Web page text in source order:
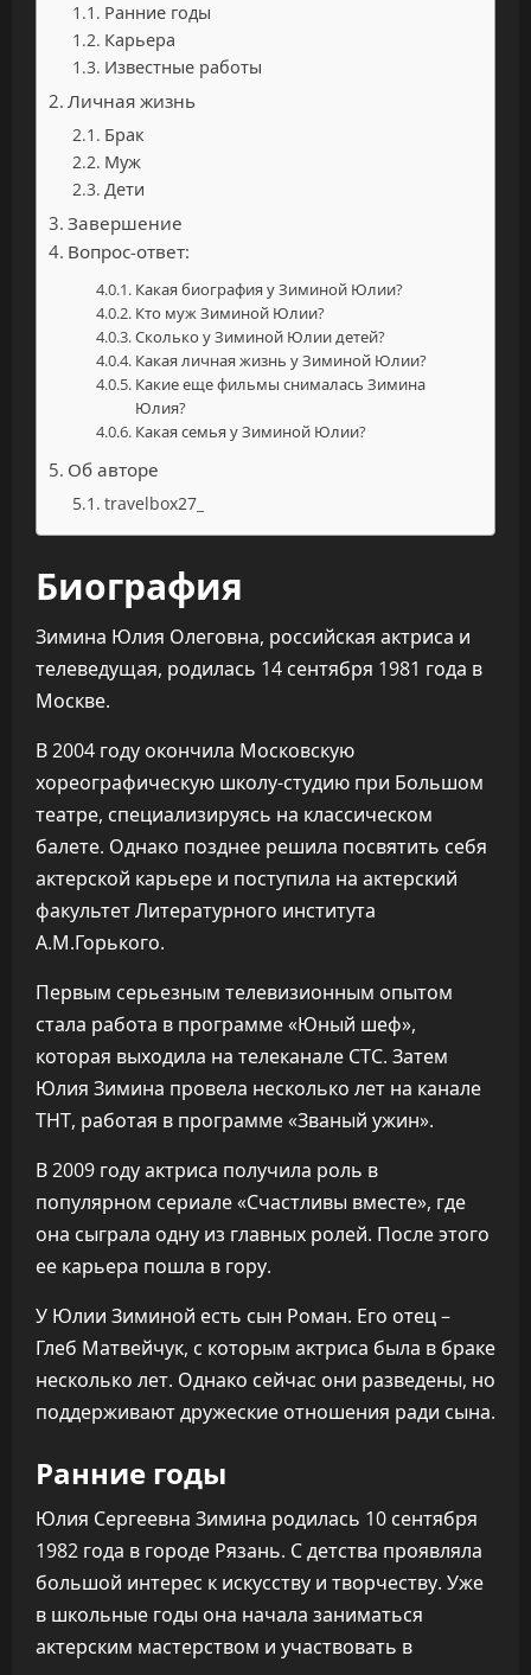
Ранние годы
Карьера
Известные работы
Личная жизнь
Брак
Муж
Дети
Завершение
Вопрос-ответ:
Какая биография у Зиминой Юлии?
Кто муж Зиминой Юлии?
Сколько у Зиминой Юлии детей?
Какая личная жизнь у Зиминой Юлии?
Какие еще фильмы снималась Зимина
Юлия?
Какая семья у Зиминой Юлии?
Об авторе
travelbox27_
Биография
Зимина Юлия Олеговна, российская актриса и
телеведущая, родилась 14 сентября 1981 года в
Москве.
В 2004 году окончила Московскую
хореографическую школу-студию при Большом
театре, специализируясь на классическом
балете. Однако позднее решила посвятить себя
актерской карьере и поступила на актерский
факультет Литературного института
А.М.Горького.
Первым серьезным телевизионным опытом
стала работа в программе «Юный шеф»,
которая выходила на телеканале СТС. Затем
Юлия Зимина провела несколько лет на канале
ТНТ, работая в программе «Званый ужин».
В 2009 году актриса получила роль в
популярном сериале «Счастливы вместе», где
она сыграла одну из главных ролей. После этого
ее карьера пошла в гору.
У Юлии Зиминой есть сын Роман. Его отец –
Глеб Матвейчук, с которым актриса была в браке
несколько лет. Однако сейчас они разведены, но
поддерживают дружеские отношения ради сына.
Ранние годы
Юлия Сергеевна Зимина родилась 10 сентября
1982 года в городе Рязань. С детства проявляла
большой интерес к искусству и творчеству. Уже
в школьные годы она начала заниматься
актерским мастерством и участвовать в